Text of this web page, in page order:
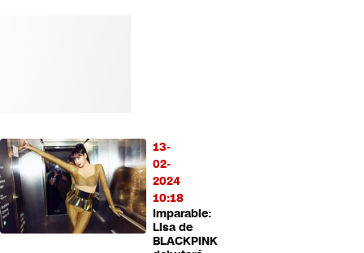
13-
02-
2024
10:18
Imparable:
Lisa de
BLACKPINK